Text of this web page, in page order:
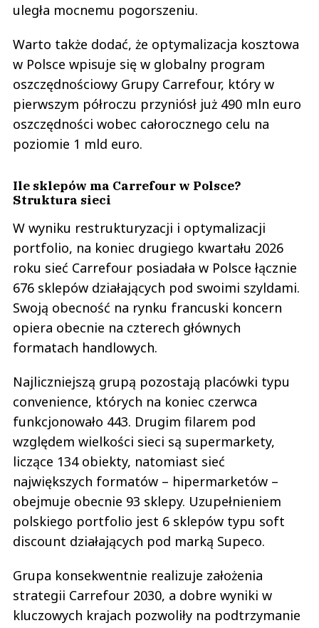
uległa mocnemu pogorszeniu.
Warto także dodać, że optymalizacja kosztowa
w Polsce wpisuje się w globalny program
oszczędnościowy Grupy Carrefour, który w
pierwszym półroczu przyniósł już 490 mln euro
oszczędności wobec całorocznego celu na
poziomie 1 mld euro.
Ile sklepów ma Carrefour w Polsce?
Struktura sieci
W wyniku restrukturyzacji i optymalizacji
portfolio, na koniec drugiego kwartału 2026
roku sieć Carrefour posiadała w Polsce łącznie
676 sklepów działających pod swoimi szyldami.
Swoją obecność na rynku francuski koncern
opiera obecnie na czterech głównych
formatach handlowych.
Najliczniejszą grupą pozostają placówki typu
convenience, których na koniec czerwca
funkcjonowało 443. Drugim filarem pod
względem wielkości sieci są supermarkety,
liczące 134 obiekty, natomiast sieć
największych formatów – hipermarketów –
obejmuje obecnie 93 sklepy. Uzupełnieniem
polskiego portfolio jest 6 sklepów typu soft
discount działających pod marką Supeco.
Grupa konsekwentnie realizuje założenia
strategii Carrefour 2030, a dobre wyniki w
kluczowych krajach pozwoliły na podtrzymanie